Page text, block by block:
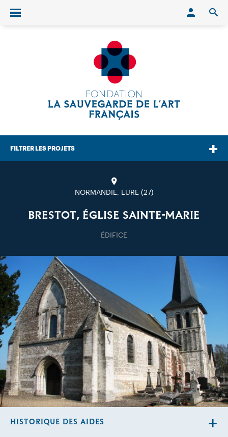
Ouvrir/fermer le menu
FILTRER LES PROJETS
NORMANDIE, EURE (27)
BRESTOT, ÉGLISE SAINTE-MARIE
ÉDIFICE
HISTORIQUE DES AIDES